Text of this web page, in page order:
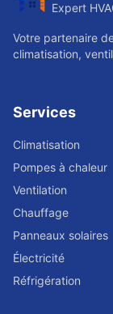
Expert
Votre partenaire
climatisation,
Services
Climatisation
Pompes à chaleur
Ventilation
Chauffage
Panneaux solaires
Électricité
Réfrigération